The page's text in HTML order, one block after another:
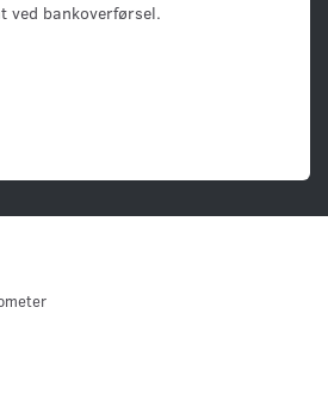
ved bankoverførsel.